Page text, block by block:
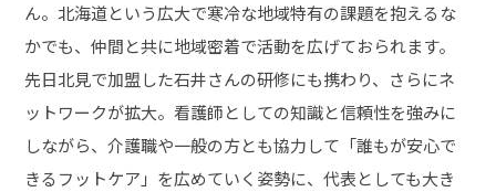
ん。北海道という広大で寒冷な地域特有の課題を抱えるな
かでも、仲間と共に地域密着で活動を広げておられます。
先日北見で加盟した石井さんの研修にも携わり、さらにネ
ットワークが拡大。看護師としての知識と信頼性を強みに
しながら、介護職や一般の方とも協力して「誰もが安心で
きるフットケア」を広めていく姿勢に、代表としても大き